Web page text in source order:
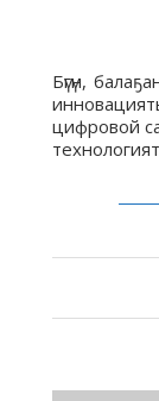
Бүгүн,
цифровой